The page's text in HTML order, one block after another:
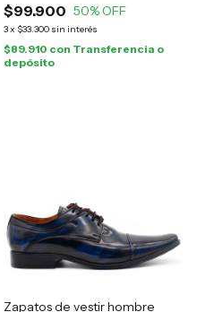
$99.900 50% OFF
3x $33.300 sin interés
$89.910 con Transferencia o
depósito
Zapatos de vestir hombre